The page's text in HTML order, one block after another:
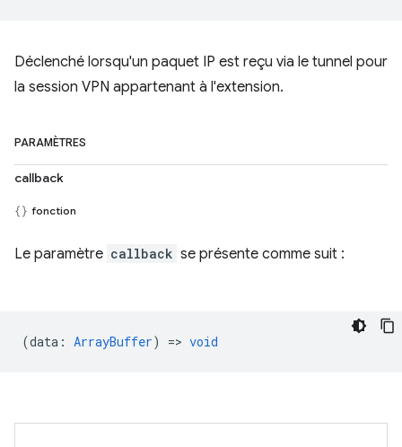
Déclenché lorsqu'un paquet IP est reçu via le tunnel pour
la session VPN appartenant à l'extension.
PARAMÈTRES
callback
fonction
Le paramètre callback se présente comme suit :
(data : ArrayBuffer) => void